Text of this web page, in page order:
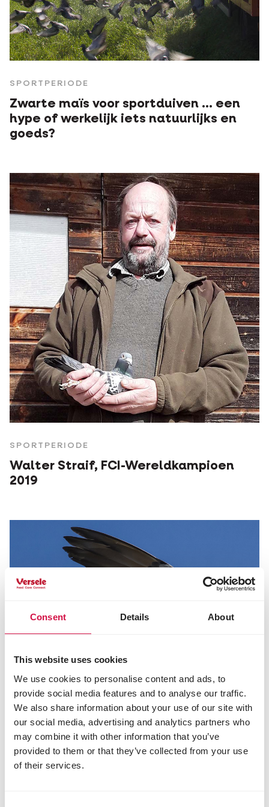
Consent Details About
This website uses cookies
We use cookies to personalise content and ads, to
provide social media features and to analyse our traffic.
We also share information about your use of our site with
our social media, advertising and analytics partners who
may combine it with other information that you’ve
provided to them or that they’ve collected from your use
of their services.
SPORTPERIODE
Zwarte maïs voor sportduiven … een
hype of werkelijk iets natuurlijks en
goeds?
SPORTPERIODE
Walter Straif, FCI-Wereldkampioen
2019